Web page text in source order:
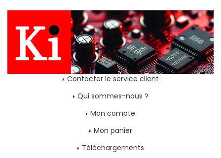
Contacter le service client
Qui sommes-nous ?
Mon compte
Mon panier
Téléchargements